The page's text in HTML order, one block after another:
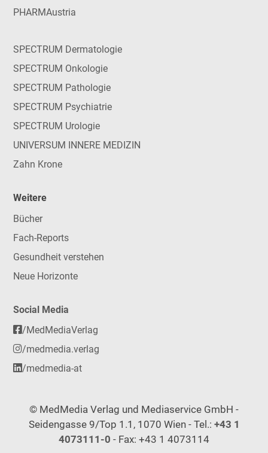
PHARMAustria
SPECTRUM Dermatologie
SPECTRUM Onkologie
SPECTRUM Pathologie
SPECTRUM Psychiatrie
SPECTRUM Urologie
UNIVERSUM INNERE MEDIZIN
Zahn Krone
Weitere
Bücher
Fach-Reports
Gesundheit verstehen
Neue Horizonte
Social Media
/MedMediaVerlag
/medmedia.verlag
/medmedia-at
© MedMedia Verlag und Mediaservice GmbH -
Seidengasse 9/Top 1.1, 1070 Wien - Tel.: +43 1
4073111-0 - Fax: +43 1 4073114